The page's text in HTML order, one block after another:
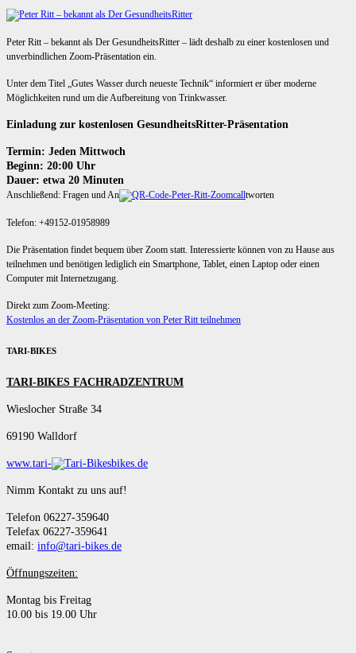
Peter Ritt – bekannt als Der GesundheitsRitter – lädt deshalb zu einer kostenlosen und
unverbindlichen Zoom-Präsentation ein.
Unter dem Titel „Gutes Wasser durch neueste Technik“ informiert er über moderne
Möglichkeiten rund um die Aufbereitung von Trinkwasser.
Einladung zur kostenlosen GesundheitsRitter-Präsentation
Termin: Jeden Mittwoch
Beginn: 20:00 Uhr
Dauer: etwa 20 Minuten
Anschließend: Fragen und An tworten
Telefon: +49152-01958989
Die Präsentation findet bequem über Zoom statt. Interessierte können von zu Hause aus
teilnehmen und benötigen lediglich ein Smartphone, Tablet, einen Laptop oder einen
Computer mit Internetzugang.
Direkt zum Zoom-Meeting:
Kostenlos an der Zoom-Präsentation von Peter Ritt teilnehmen
TARI-BIKES
TARI-BIKES FACHRADZENTRUM
Wieslocher Straße 34
69190 Walldorf
www.tari- bikes.de
Nimm Kontakt zu uns auf!
Telefon 06227-359640
Telefax 06227-359641
email: info@tari-bikes.de
Öffnungszeiten:
Montag bis Freitag
10.00 bis 19.00 Uhr